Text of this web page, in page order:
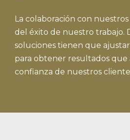
La colaboración con
del éxito de nuestro trabajo.
soluciones tienen que
para obtener resultados
confianza de nuestros